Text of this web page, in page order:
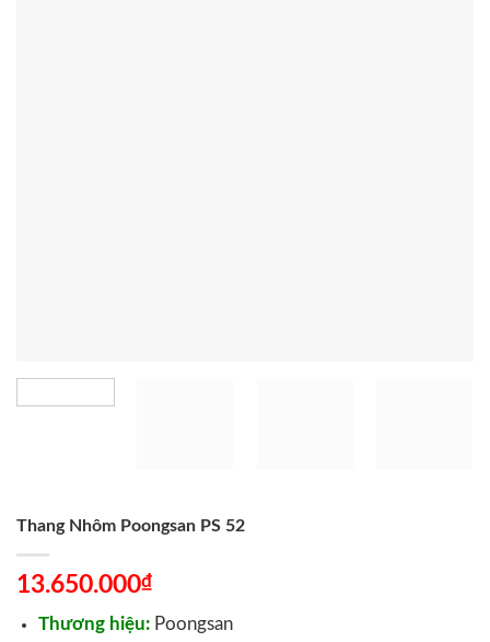
Thang Nhôm Poongsan PS 52
13.650.000₫
Thương hiệu:Poongsan